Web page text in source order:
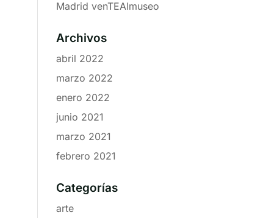
Madrid venTEAlmuseo
Archivos
abril 2022
marzo 2022
enero 2022
junio 2021
marzo 2021
febrero 2021
Categorías
arte